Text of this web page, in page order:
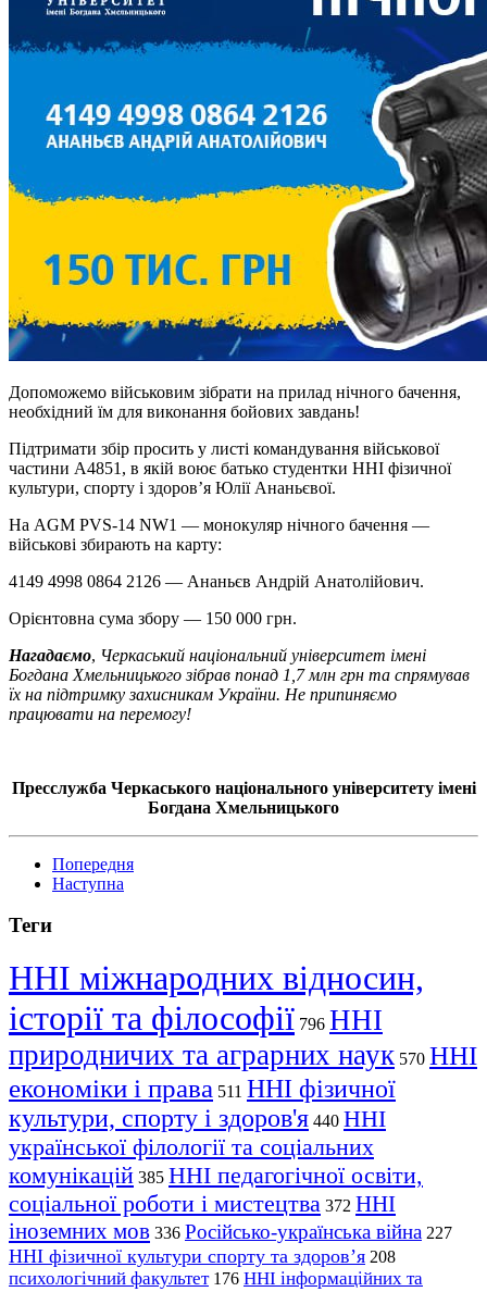
Допоможемо військовим зібрати на прилад нічного бачення,
необхідний їм для виконання бойових завдань!
Підтримати збір просить у листі командування військової
частини А4851, в якій воює батько студентки ННІ фізичної
культури, спорту і здоров’я Юлії Ананьєвої.
На AGM PVS-14 NW1 — монокуляр нічного бачення —
військові збирають на карту:
4149 4998 0864 2126 — Ананьєв Андрій Анатолійович.
Орієнтовна сума збору — 150 000 грн.
Нагадаємо, Черкаський національний університет імені
Богдана Хмельницького зібрав понад 1,7 млн грн та спрямував
їх на підтримку захисникам України. Не припиняємо
працювати на перемогу!
Пресслужба Черкаського національного університету імені
Богдана Хмельницького
Попередня
Наступна
Теги
ННІ міжнародних відносин,
історії та філософії 796 ННІ
природничих та аграрних наук 570 ННІ
економіки і права 511 ННІ фізичної
культури, спорту і здоров'я 440 ННІ
української філології та соціальних
комунікацій 385 ННІ педагогічної освіти,
соціальної роботи і мистецтва 372 ННІ
іноземних мов 336 Російсько-українська війна 227
ННІ фізичної культури спорту та здоров’я 208
психологічний факультет 176 ННІ інформаційних та